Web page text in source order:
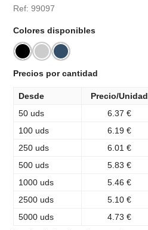
Ref: 99097
Colores disponibles
Precios por cantidad
Desde Precio/Unidad
50 uds
6.37 €
100 uds
6.19 €
250 uds
6.01 €
500 uds
5.83 €
1000 uds
5.46 €
2500 uds
5.10 €
5000 uds
4.73 €